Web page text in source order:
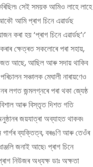
সেই সময়ক আমিও লাহে লাহে
আমি প্ৰাগ চিনে এৱাৰ্ডছ
কৰা হয় ‘প্ৰাগ চিনে এৱাৰ্ডছ’৷’
ক্ষেত্ৰত সকলোৰে পৰা সহায়,
মাজত আছে, আছিল আৰু সদায় থাকিব
সঞ্চালক মেঘালী নাৰায়ণেও
লগত জন্মলগ্নৰে পৰা থকা জ্যেষ্ঠ
বিশাল আৰু বিস্তৃত দিশত গতি
জয়যাত্ৰা অব্যাহত থাকক৷
গাৰ্গৰ ব্যক্তিত্ব, বৰঙণি আৰু তেওঁৰ
জনাই আছে৷ প্ৰাগ চিনে
নিউজৰ অধ্যক্ষ ডাঃ অক্ষতা